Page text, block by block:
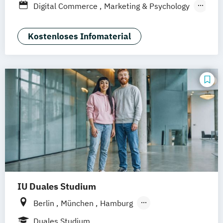
Nürnberg
Digital Commerce
Marketing & Psychology
Wirtschaftspsychologie
Kostenloses Infomaterial
IU Duales Studium
Berlin München
Hamburg
Frankfurt am Main
Duales Studium